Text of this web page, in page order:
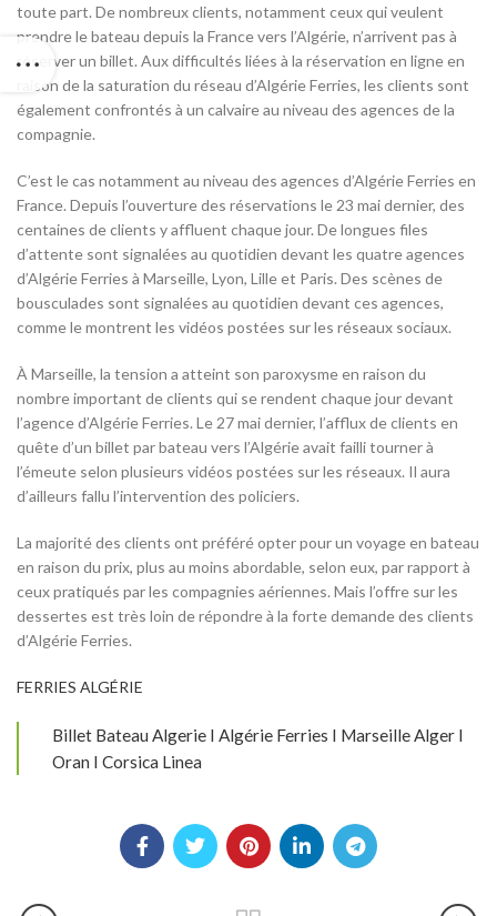
toute part. De nombreux clients, notamment ceux qui veulent
prendre le bateau depuis la France vers l’Algérie, n’arrivent pas à
réserver un billet. Aux difficultés liées à la réservation en ligne en
raison de la saturation du réseau d’Algérie Ferries, les clients sont
également confrontés à un calvaire au niveau des agences de la
compagnie.
C’est le cas notamment au niveau des agences d’Algérie Ferries en
France. Depuis l’ouverture des réservations le 23 mai dernier, des
centaines de clients y affluent chaque jour. De longues files
d’attente sont signalées au quotidien devant les quatre agences
d’Algérie Ferries à Marseille, Lyon, Lille et Paris. Des scènes de
bousculades sont signalées au quotidien devant ces agences,
comme le montrent les vidéos postées sur les réseaux sociaux.
À Marseille, la tension a atteint son paroxysme en raison du
nombre important de clients qui se rendent chaque jour devant
l’agence d’Algérie Ferries. Le 27 mai dernier, l’afflux de clients en
quête d’un billet par bateau vers l’Algérie avait failli tourner à
l’émeute selon plusieurs vidéos postées sur les réseaux. Il aura
d’ailleurs fallu l’intervention des policiers.
La majorité des clients ont préféré opter pour un voyage en bateau
en raison du prix, plus au moins abordable, selon eux, par rapport à
ceux pratiqués par les compagnies aériennes. Mais l’offre sur les
dessertes est très loin de répondre à la forte demande des clients
d’Algérie Ferries.
FERRIES ALGÉRIE
Billet Bateau Algerie I Algérie Ferries I Marseille Alger I
Oran I Corsica Linea